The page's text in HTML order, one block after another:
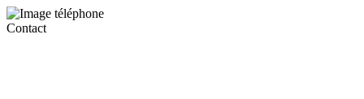
Contact